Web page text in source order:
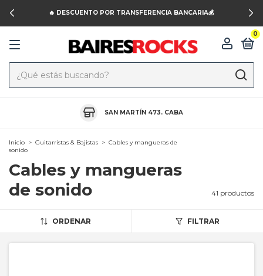
🔥 DESCUENTO POR TRANSFERENCIA BANCARIA💰
0
SAN MARTÍN 473. CABA
Inicio > Guitarristas & Bajistas > Cables y mangueras de
sonido
Cables y mangueras
de sonido
41 productos
ORDENAR FILTRAR